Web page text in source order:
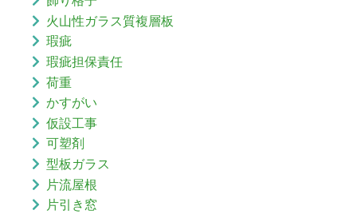
火山性ガラス質複層板
瑕疵
瑕疵担保責任
荷重
かすがい
仮設工事
可塑剤
型板ガラス
片流屋根
片引き窓